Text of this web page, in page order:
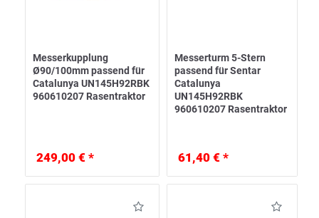
Messerkupplung
Ø90/100mm passend für
Catalunya UN145H92RBK
960610207 Rasentraktor
249,00 € *
Messerturm 5-Stern
passend für Sentar
Catalunya
UN145H92RBK
960610207 Rasentraktor
61,40 € *